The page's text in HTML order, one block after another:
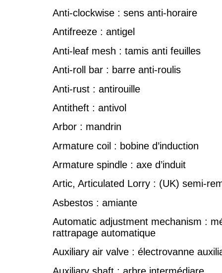
Anti-clockwise : sens anti-horaire
Antifreeze : antigel
Anti-leaf mesh : tamis anti feuilles
Anti-roll bar : barre anti-roulis
Anti-rust : antirouille
Antitheft : antivol
Arbor : mandrin
Armature coil : bobine d’induction
Armature spindle : axe d’induit
Artic, Articulated Lorry : (UK) semi-
Asbestos : amiante
Automatic adjustment mechanism :
rattrapage automatique
Auxiliary air valve : électrovanne